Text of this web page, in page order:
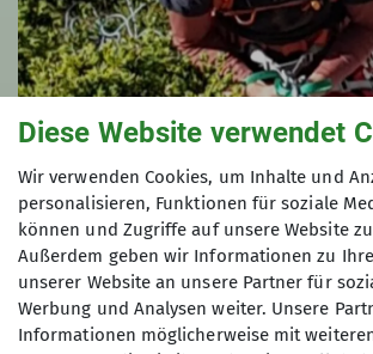
Silvan Schefers
0170/6925119
silvan.schefers@dav-
Diese Website verwendet
Wir verwenden Cookies, um Inhalte und
personalisieren, Funktionen für soziale
können und Zugriffe auf unsere Website
Außerdem geben wir Informationen zu
unserer Website an unsere Partner für
Werbung und Analysen weiter. Unsere
Informationen möglicherweise mit